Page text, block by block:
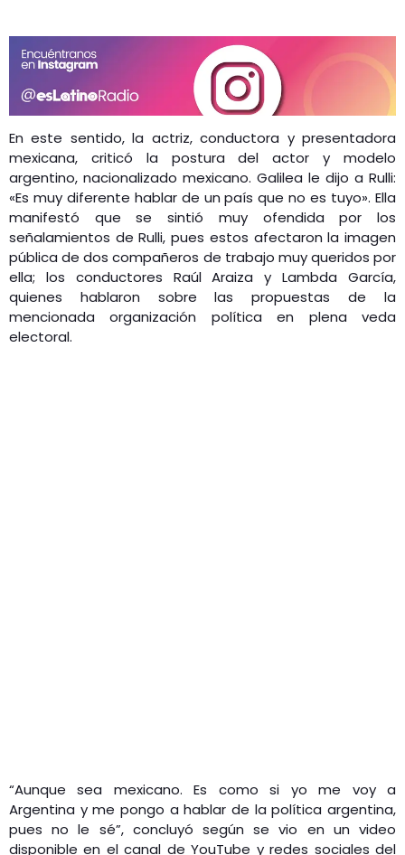
En este sentido, la actriz, conductora y presentadora
mexicana, criticó la postura del actor y modelo
argentino, nacionalizado mexicano. Galilea le dijo a Rulli:
«Es muy diferente hablar de un país que no es tuyo». Ella
manifestó que se sintió muy ofendida por los
señalamientos de Rulli, pues estos afectaron la imagen
pública de dos compañeros de trabajo muy queridos por
ella; los conductores Raúl Araiza y Lambda García,
quienes hablaron sobre las propuestas de la
mencionada organización política en plena veda
electoral.
“Aunque sea mexicano. Es como si yo me voy a
Argentina y me pongo a hablar de la política argentina,
pues no le sé”, concluyó según se vio en un video
disponible en el canal de YouTube y redes sociales del